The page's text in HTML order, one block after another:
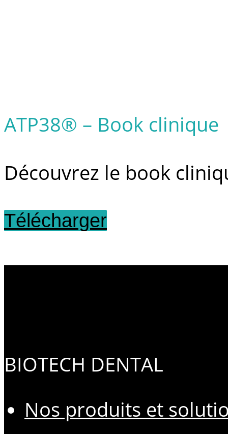
ATP38® – Book clinique
Découvrez le book
Télécharger
BIOTECH DENTAL
Nos produits et